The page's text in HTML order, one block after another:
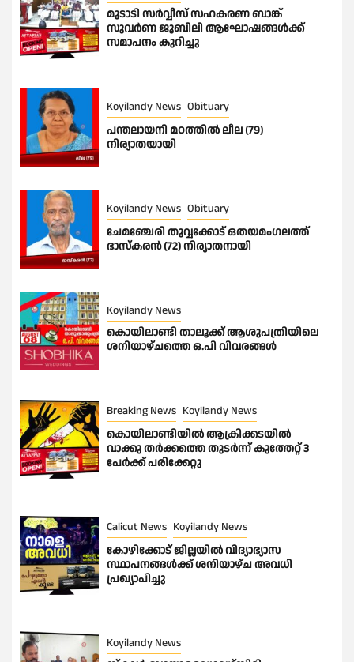
മൂടാടി സർവ്വീസ് സഹകരണ ബാങ്ക്
സുവർണ ജൂബിലി ആഘോഷങ്ങൾക്ക്
സമാപനം കുറിച്ചു
Koyilandy News Obituary
പന്തലായനി മഠത്തിൽ ലീല (79)
നിര്യാതയായി
Koyilandy News Obituary
ചേമഞ്ചേരി തുവ്വക്കോട് ഒതയമംഗലത്ത്
ഭാസ്കരൻ (72) നിര്യാതനായി
Koyilandy News
കൊയിലാണ്ടി താലൂക്ക് ആശുപത്രിയിലെ
ശനിയാഴ്ചത്തെ ഒ.പി വിവരങ്ങൾ
Breaking News Koyilandy News
കൊയിലാണ്ടിയിൽ ആക്രിക്കടയിൽ
വാക്കു തർക്കത്തെ തുടർന്ന് കുത്തേറ്റ് 3
പേർക്ക് പരിക്കേറ്റു
Calicut News Koyilandy News
കോഴിക്കോട് ജില്ലയിൽ വിദ്യാഭ്യാസ
സ്ഥാപനങ്ങൾക്ക് ശനിയാഴ്ച അവധി
പ്രഖ്യാപിച്ചു
Koyilandy News